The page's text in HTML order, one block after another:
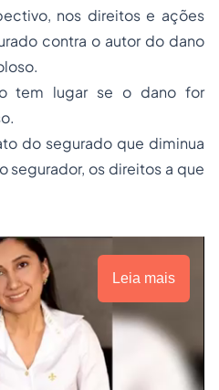
nos direitos e ações
contra o autor do dano
tem lugar se o dano for
do segurado que diminua
segurador, os direitos a que
Leia mais